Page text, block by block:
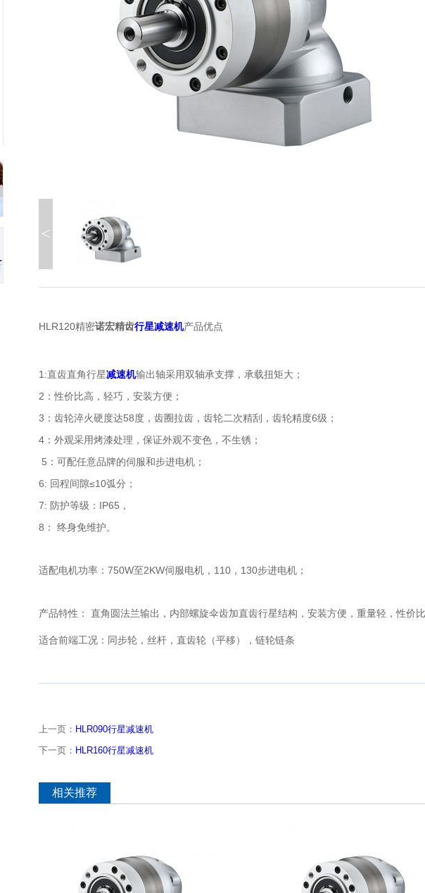
<
HLR120精密诺宏精齿行星减速机产品优点
1:直齿直角行星减速机输出轴采用双轴承支撑，承载扭矩大；
2 ：性价比高，轻巧，安装方便；
3 ：齿轮淬火硬度达58度， 齿圈拉齿，齿轮二次精刮，齿轮精度6级 ；
4 ： 外观采用烤漆处理，保证外观不变色，不生锈；
5 ：可配任意品牌的伺服和步进电机；
6: 回程间隙≤10弧分；
7: 防护等级： IP65 ，
8 ： 终身免维护。
适配电机功率： 750W至 2KW伺服电机， 110 ， 130步进电机；
产品特性： 直角圆 法兰输出，内部螺旋伞齿加直齿行星结构，安装方便，重量轻，性价
适合前端工况：同步轮，丝杆，直齿轮（平移），链轮链条
上一页： HLR090行星减速机
下一页： HLR160行星减速机
相关推荐